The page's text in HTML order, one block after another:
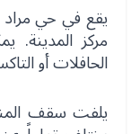
يقع في حي مراد
مركز
الحافلات أو
يلفت سقف